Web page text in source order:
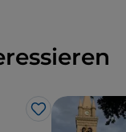
Like